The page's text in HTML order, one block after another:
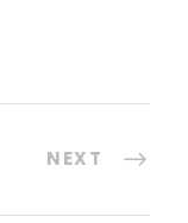
NEXT